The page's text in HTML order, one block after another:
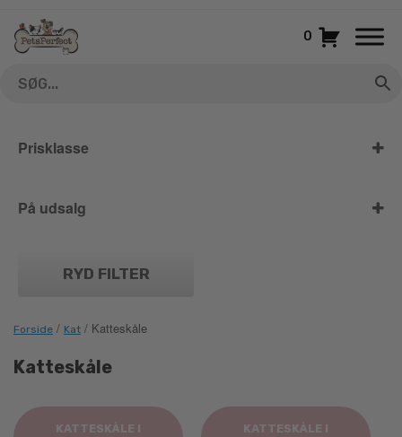
indhold
0
Forside / Kat / Katteskåle
Katteskåle
KATTESKÅLE I
KATTESKÅLE I
Prisklasse
På udsalg
RYD FILTER